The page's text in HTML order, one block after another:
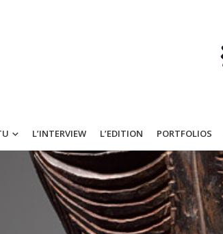
L’INTERVIEW L’EDITION PORTFOLIOS